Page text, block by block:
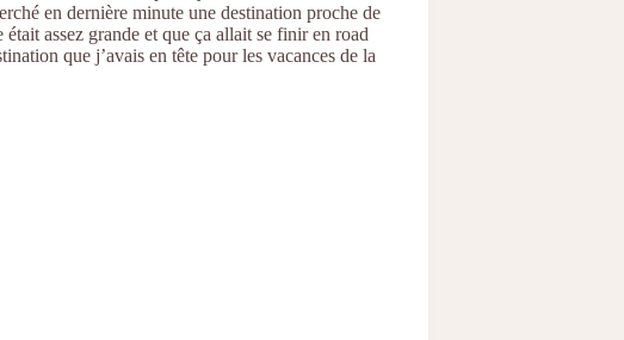
en dernière minute une destination proche de
assez grande et que ça allait se finir en road
que j’avais en tête pour les vacances de la